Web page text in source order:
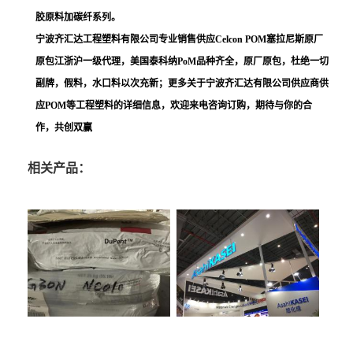
胶原料加碳纤系列。
宁波齐汇达工程塑料有限公司专业销售供应Celcon POM塞拉尼斯原厂
原包江浙沪一级代理，美国泰科纳PoM品种齐全，原厂原包，杜绝一切
副牌，假料，水口料以次充新；更多关于宁波齐汇达有限公司供应商供
应POM等工程塑料的详细信息，欢迎来电咨询订购，期待与你的合
作，共创双赢
相关产品：